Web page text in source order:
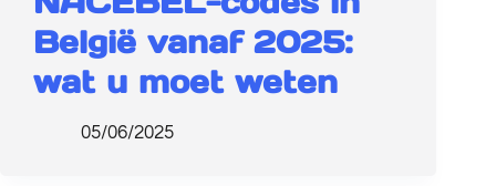
België vanaf 2025:
wat u moet weten
05/06/2025